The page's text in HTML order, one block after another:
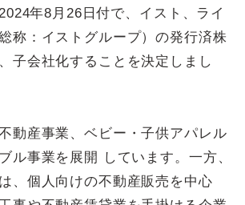
年8月26日付で、イスト、ライ
称：イストグループ）の発行済株
子会社化することを決定しまし
動産事業、ベビー・子供アパレル
ル事業を展開 しています。一方、
、個人向けの不動産販売を中心